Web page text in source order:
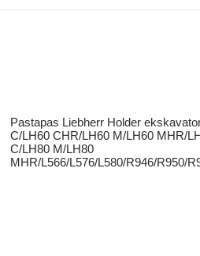
Pastapas Liebherr Holder
C/LH60 CHR/LH60 M/LH60 MHR/
C/LH80 M/LH80
MHR/L566/L576/L580/R946/R950/